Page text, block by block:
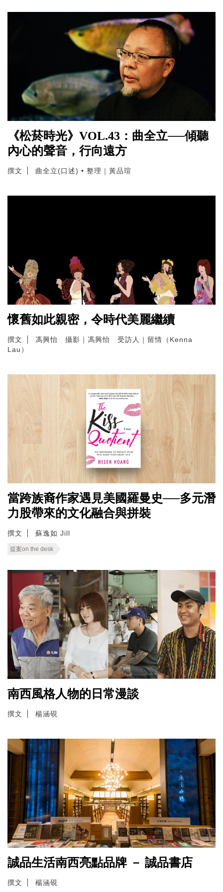
《松菸時光》VOL.43：曲全立──傾聽
內心的聲音，行向遠方
撰文 曲全立(口述) • 整理｜黃品瑄
懷舊如此親密，令時代美麗繼續
撰文
馮興怡 攝影｜馮興怡 受訪人｜留情（Kenna
Lau）
當跨族裔作家遇見美國羅曼史──多元潛
力股帶來的文化融合與拼裝
撰文 蘇逸如 Jill
提案on the desk
南西風格人物的日常漫談
撰文 楊涵硯
誠品生活南西亮點品牌 － 誠品書店
撰文 楊涵硯